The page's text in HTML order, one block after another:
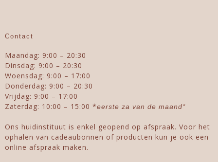
Contact
Maandag: 9:00 – 20:30
Dinsdag: 9:00 – 20:30
Woensdag: 9:00 – 17:00
Donderdag: 9:00 – 20:30
Vrijdag: 9:00 – 17:00
Zaterdag: 10:00 – 15:00 *eerste za van de maand*
Ons huidinstituut is enkel geopend op afspraak. Voor het
ophalen van cadeaubonnen of producten kun je ook een
online afspraak maken.